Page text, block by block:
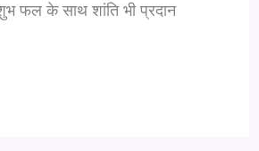
शुभ फल के साथ शांति भी प्रदान